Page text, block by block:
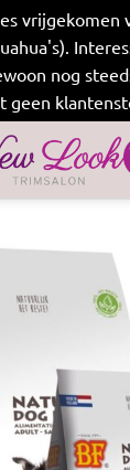
vrijgekomen
nog
geen